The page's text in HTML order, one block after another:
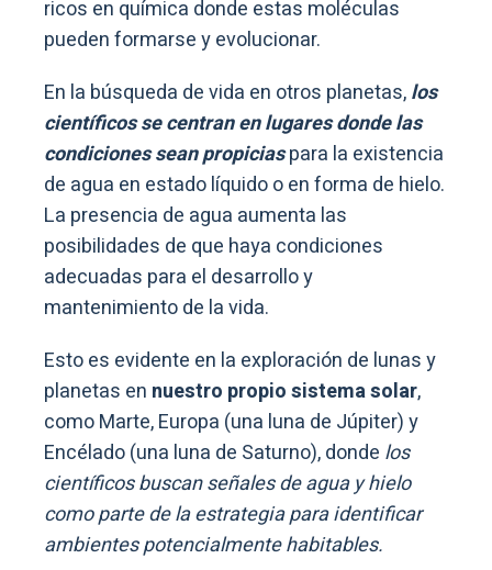
ricos en química donde estas moléculas
pueden formarse y evolucionar.
En la búsqueda de vida en otros planetas,los
científicos se centran en lugares donde las
condiciones sean propiciaspara la existencia
de agua en estado líquido o en forma de hielo.
La presencia de agua aumenta las
posibilidades de que haya condiciones
adecuadas para el desarrollo y
mantenimiento de la vida.
Esto es evidente en la exploración de lunas y
planetas en nuestro propio sistema solar,
como Marte, Europa (una luna de Júpiter) y
Encélado (una luna de Saturno), donde los
científicos buscan señales de agua y hielo
como parte de la estrategia para identificar
ambientes potencialmente habitables.